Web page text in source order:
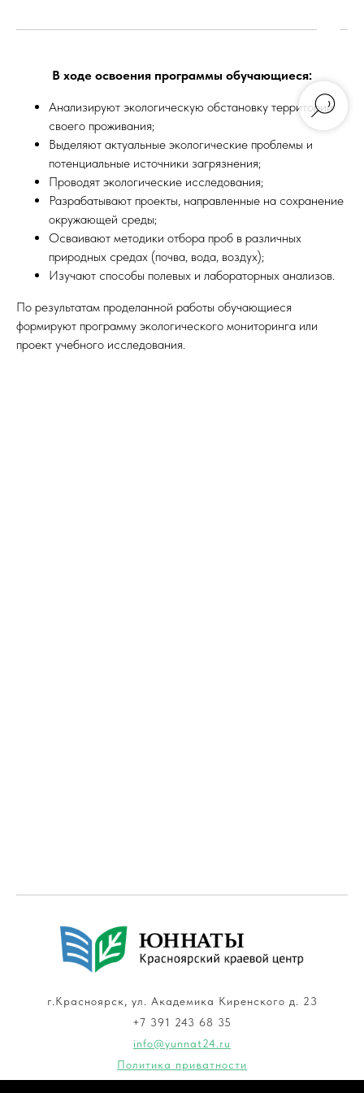
В ходе освоения программы обучающиеся:
Анализируют экологическую обстановку территории
своего проживания;
Выделяют актуальные экологические проблемы и
потенциальные источники загрязнения;
Проводят экологические исследования;
Разрабатывают проекты, направленные на сохранение
окружающей среды;
Осваивают методики отбора проб в различных
природных средах (почва, вода, воздух);
Изучают способы полевых и лабораторных анализов.
По результатам проделанной работы обучающиеся
формируют программу экологического мониторинга или
проект учебного исследования.
г.Красноярск, ул. Академика Киренского д. 23
+7 391 243 68 35
info@yunnat24.ru
Политика приватности